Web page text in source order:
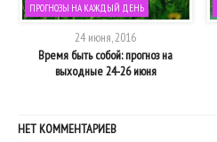
ПРОГНОЗЫ НА КАЖДЫЙ ДЕНЬ
24 июня, 2016
Время быть собой: прогноз на
выходные 24-26 июня
НЕТ КОММЕНТАРИЕВ